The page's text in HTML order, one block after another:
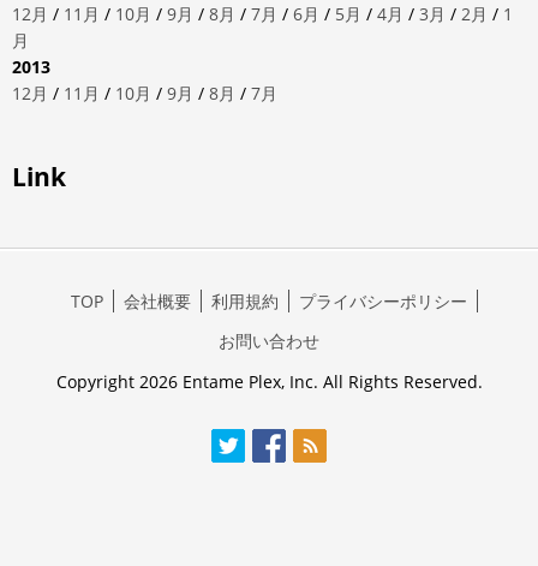
12月 / 11月 / 10月 / 9月 / 8月 / 7月 / 6月 / 5月 / 4月 / 3月 / 2月 / 1
月
2013
12月 / 11月 / 10月 / 9月 / 8月 / 7月
Link
TOP 会社概要 利用規約
プライバシーポリシー
お問い合わせ
Copyright 2026 Entame Plex, Inc. All Rights Reserved.